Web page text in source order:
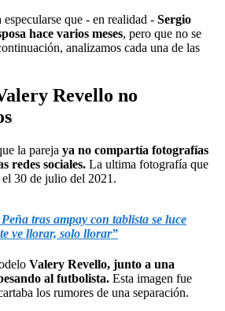
que - en realidad - Sergio
hace varios meses, pero que no se
analizamos cada una de las
Revello no
la pareja ya no compartía fotografías
redes sociales. La ultima fotografía que
30 de julio del 2021.
tras ampay con tablista se luce
ve llorar, solo llorar”
Valery Revello, junto a una
al futbolista. Esta imagen fue
los rumores de una separación.